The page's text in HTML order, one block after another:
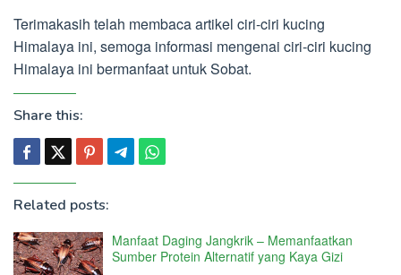
Terimakasih telah membaca artikel ciri-ciri kucing
Himalaya ini, semoga informasi mengenai ciri-ciri kucing
Himalaya ini bermanfaat untuk Sobat.
Share this:
Related posts:
Manfaat Daging Jangkrik – Memanfaatkan
Sumber Protein Alternatif yang Kaya Gizi